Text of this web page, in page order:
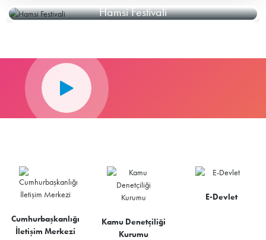
Hamsi Festivali
Cumhurbaşkanlığı
İletişim Merkezi
Kamu Denetçiliği
Kurumu
E-Devlet